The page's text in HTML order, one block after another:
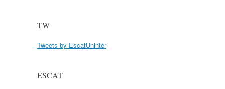
TW
Tweets by EscatUninter
ESCAT